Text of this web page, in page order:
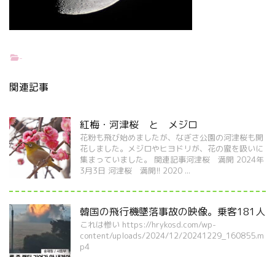
-
関連記事
紅梅・河津桜 と メジロ
花粉も飛び始めましたが、なぎさ公園の河津桜も開
花しました。メジロやヒヨドリが、花の蜜を吸いに
集まっていました。 関連記事河津桜 満開 2024年
3月3日 河津桜 満開!! 2020 ...
韓国の飛行機墜落事故の映像。乗客181人
これは惨い https://hrykosd.com/wp-
content/uploads/2024/12/20241229_160855.m
p4